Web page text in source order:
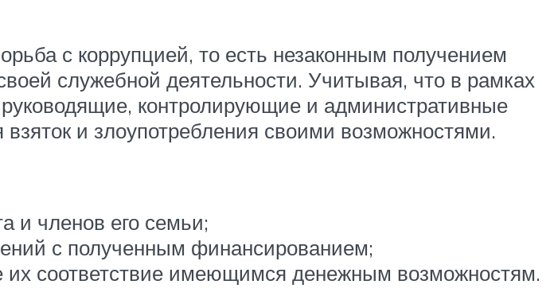
с коррупцией, то есть незаконным получением
служебной деятельности. Учитывая, что в рамках
контролирующие и административные
и злоупотребления своими возможностями.
и членов его семьи;
с полученным финансированием;
их соответствие имеющимся денежным возможностям.